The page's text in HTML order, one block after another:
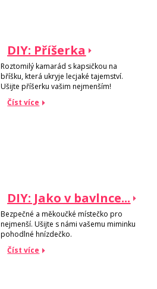
DIY: Příšerka
Roztomilý kamarád s kapsičkou na
bříšku, která ukryje lecjaké tajemství.
Ušijte příšerku vašim nejmenším!
Číst více
DIY: Jako v bavlnce...
Bezpečné a měkoučké místečko pro
nejmenší. Ušijte s námi vašemu miminku
pohodlné hnízdečko.
Číst více